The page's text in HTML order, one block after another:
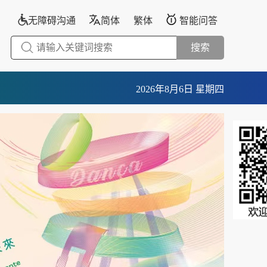
无障碍沟通 简体 繁体 智能问答
搜索
2026年8月6日 星期四